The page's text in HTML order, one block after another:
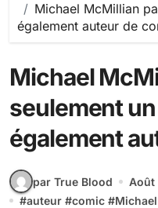
Michael McMillian
également auteur de
Michael
seulement
également
par True Blood
Août
#auteur #comic #